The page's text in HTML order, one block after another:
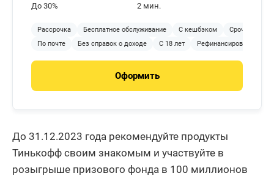
До 30%
2 мин.
Рассрочка Бесплатное обслуживание С кешбэком
Срочное
По почте
Без справок о доходе С 18 лет Рефинансирование
Оформить
До 31.12.2023 года рекомендуйте продукты
Тинькофф своим знакомым и участвуйте в
розыгрыше призового фонда в 100 миллионов